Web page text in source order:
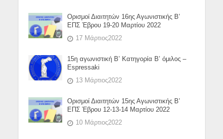
Ορισμοί Διαιτητών 16ης Αγωνιστικής Β’
ΕΠΣ Έβρου 19-20 Μαρτίου 2022
17 Μάρτιος2022
15η αγωνιστική Β’ Κατηγορία Β’ όμιλος –
Espressaki
13 Μάρτιος2022
Ορισμοί Διαιτητών 15ης Αγωνιστικής Β’
ΕΠΣ Έβρου 12-13-14 Μαρτίου 2022
10 Μάρτιος2022